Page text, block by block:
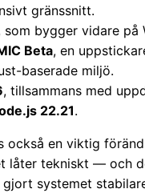
gränssnitt.
som bygger vidare på
Beta, en
baserade miljö.
, tillsammans med
22.21.
också en viktig
låter tekniskt — och
systemet